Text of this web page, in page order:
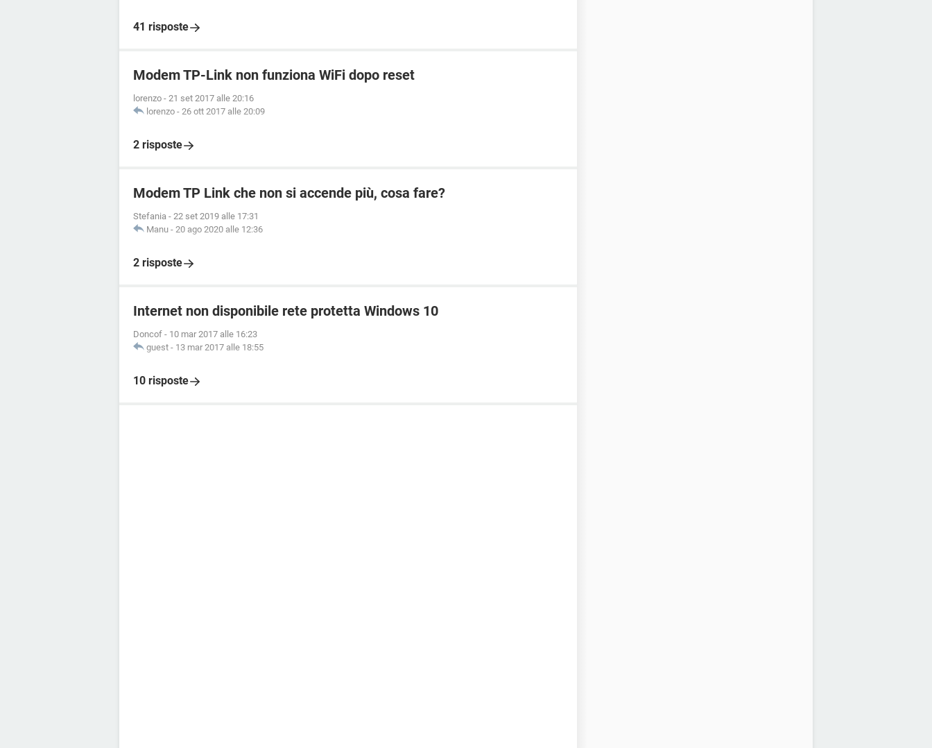
41 risposte
Modem TP-Link non funziona WiFi dopo reset
lorenzo - 21 set 2017 alle 20:16
lorenzo - 26 ott 2017 alle 20:09
2 risposte
Modem TP Link che non si accende più, cosa fare?
Stefania - 22 set 2019 alle 17:31
Manu - 20 ago 2020 alle 12:36
2 risposte
Internet non disponibile rete protetta Windows 10
Doncof - 10 mar 2017 alle 16:23
guest - 13 mar 2017 alle 18:55
10 risposte